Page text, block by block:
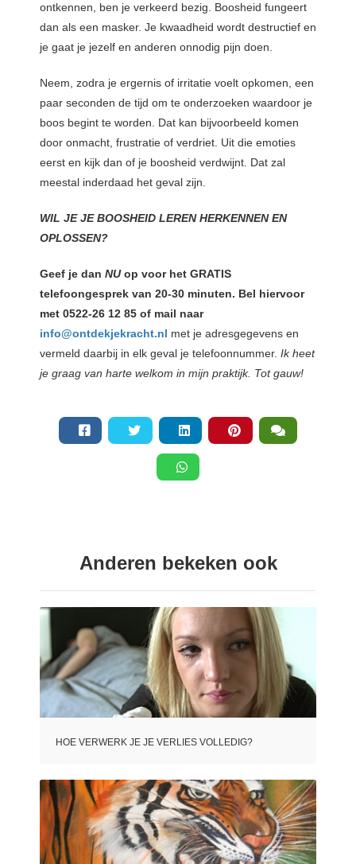
ontkennen, ben je verkeerd bezig. Boosheid fungeert
dan als een masker. Je kwaadheid wordt destructief en
je gaat je jezelf en anderen onnodig pijn doen.
Neem, zodra je ergernis of irritatie voelt opkomen, een
paar seconden de tijd om te onderzoeken waardoor je
boos begint te worden. Dat kan bijvoorbeeld komen
door onmacht, frustratie of verdriet. Uit die emoties
eerst en kijk dan of je boosheid verdwijnt. Dat zal
meestal inderdaad het geval zijn.
WIL JE JE BOOSHEID LEREN HERKENNEN EN
OPLOSSEN?
Geef je dan NUop voor het GRATIS
telefoongesprek van 20-30 minuten. Bel hiervoor
met 0522-26 12 85 of mail naar
info@ontdekjekracht.nl met je adresgegevens en
vermeld daarbij in elk geval je telefoonnummer. Ik heet
je graag van harte welkom in mijn praktijk. Tot gauw!
Anderen bekeken ook
HOE VERWERK JE JE VERLIES VOLLEDIG?